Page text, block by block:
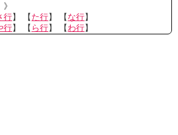
行】 【た行】 【な行】
行】 【 ら行】 【わ行】